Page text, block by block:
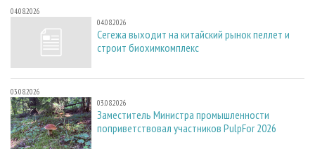
04.08.2026
04.08.2026
Сегежа выходит на китайский рынок пеллет и
строит биохимкомплекс
03.08.2026
03.08.2026
Заместитель Министра промышленности
поприветствовал участников PulpFor 2026